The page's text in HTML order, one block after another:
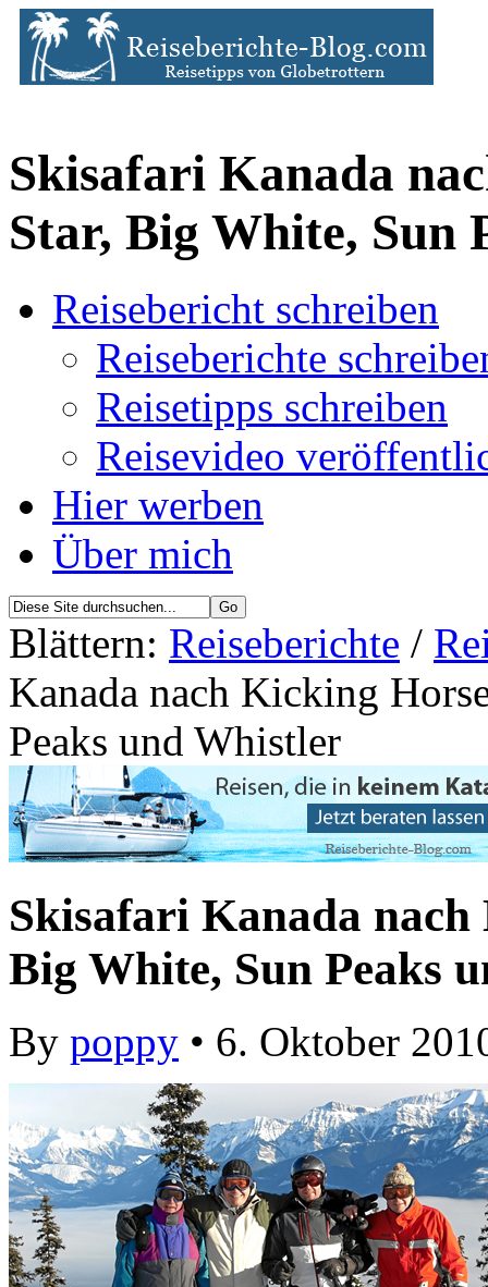
Skisafari Kanada
Star, Big White, Sun
Reisebericht schreiben
Reiseberichte
Reisetipps schreiben
Reisevideo
Hier werben
Über mich
Blättern: Reiseberichte /
Kanada nach Kicking
Peaks und Whistler
Skisafari Kanada
Big White, Sun Peaks
By poppy • 6. Oktober